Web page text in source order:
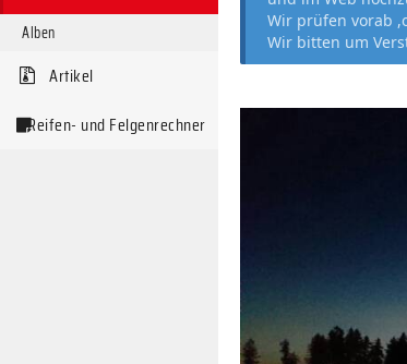
Alben
Artikel
Reifen- und Felgenrechner
Wir prüfen vorab
Wir bitten um